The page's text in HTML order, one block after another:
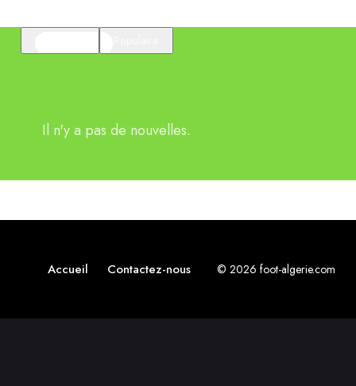
Il n'y a pas de nouvelles.
Accueil Contactez-nous © 2026 foot-algerie.com